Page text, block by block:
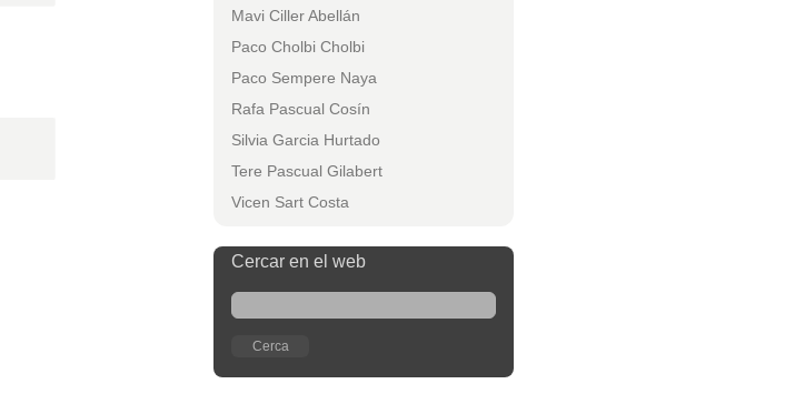
Mavi Ciller Abellán
Paco Cholbi Cholbi
Paco Sempere Naya
Rafa Pascual Cosín
Silvia Garcia Hurtado
Tere Pascual Gilabert
Vicen Sart Costa
Cercar en el web